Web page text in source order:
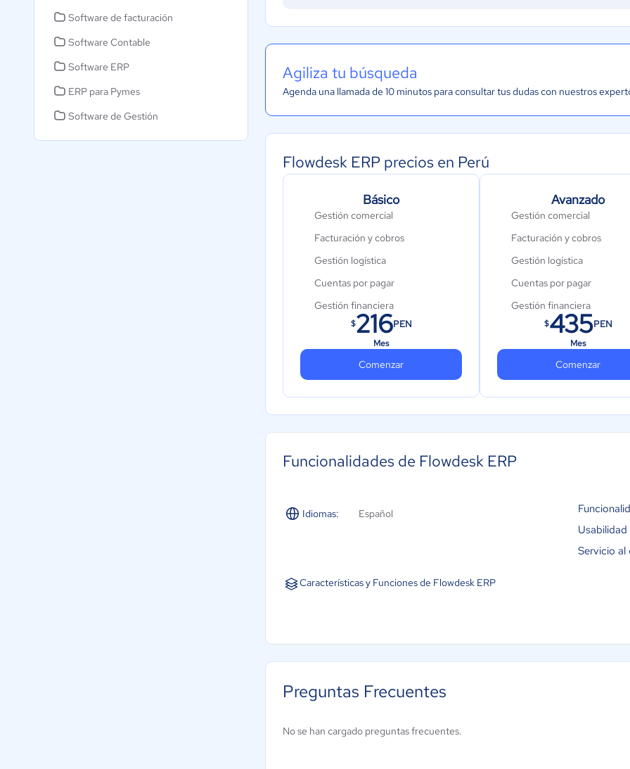
Software de facturación
Software Contable
Software ERP
ERP para Pymes
Software de Gestión
Agiliza tu búsqueda
Agenda una llamada de 10 minutos para consultar tus dudas con nuestros
Flowdesk ERP precios en Perú
Básico
Gestión comercial
Facturación y cobros
Gestión logística
Cuentas por pagar
Gestión financiera
$216PEN
Mes
Comenzar
Avanzado
Gestión comercial
Facturación y cobros
Gestión logística
Cuentas por pagar
Gestión financiera
Recursos Humanos
Activo fijo
$435PEN
Mes
Comenzar
Funcionalidades de Flowdesk ERP
Idiomas: Español
Usabilidad
Servicio al
Características y Funciones de Flowdesk ERP
Preguntas Frecuentes
No se han cargado preguntas frecuentes.